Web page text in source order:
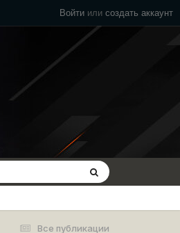
Войти или создать аккаунт
Все публикации